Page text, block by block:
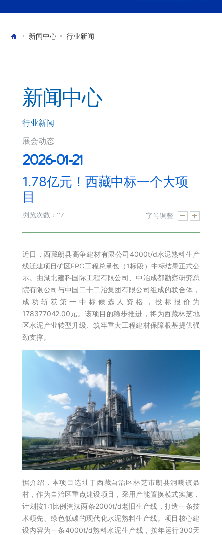
新闻中心 行业新闻
新闻中心
行业新闻
展会动态
2026-01-21
1.78亿元！西藏中标一个大项
目
浏览次数： 117 字号调整
近日，西藏朗县高争建材有限公司4000t/d水泥熟料生产
线迁建项目矿区EPC工程总承包（1标段）中标结果正式公
示。由湖北建科国际工程有限公司、中冶成都勘察研究总
院有限公司与中国二十二冶集团有限公司组成的联合体，
成功斩获第一中标候选人资格，投标报价为
178377042.00元。该项目的稳步推进，将为西藏林芝地
区水泥产业转型升级、筑牢重大工程建材保障根基提供强
劲支撑。
据介绍，本项目选址于西藏自治区林芝市朗县洞嘎镇聂
村，作为自治区重点建设项目，采用产能置换模式实施，
计划按1:1比例淘汰两条2000t/d老旧生产线，打造一条技
术领先、绿色低碳的现代化水泥熟料生产线。项目核心建
设内容为一条4000t/d熟料水泥生产线，按年运行300天